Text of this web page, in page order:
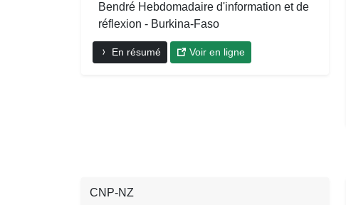
Bendré Hebdomadaire d'information et de
réflexion - Burkina-Faso
En résumé Voir en ligne
CNP-NZ